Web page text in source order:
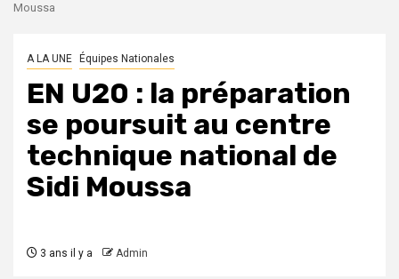
Moussa
A LA UNE Équipes Nationales
EN U20 : la préparation
se poursuit au centre
technique national de
Sidi Moussa
3 ans il y a Admin